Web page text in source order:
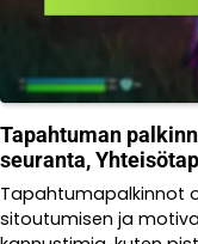
Tapahtuman
seuranta,
Tapahtumapalkinnot
sitoutumisen ja